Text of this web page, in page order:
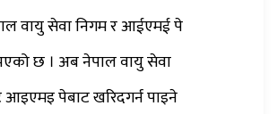
वायु सेवा निगम र आईएमई पे
छ । अब नेपाल वायु सेवा
पेबाट खरिदगर्न पाइने